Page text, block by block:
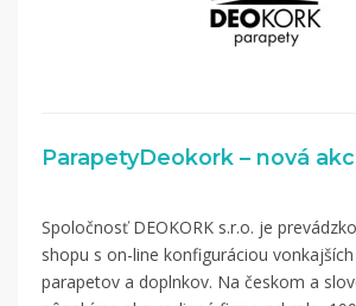
ParapetyDeokork – nová
Spoločnosť DEOKORK s.r.o. je
shopu s on-line konfiguráciou
parapetov a doplnkov. Na českom a